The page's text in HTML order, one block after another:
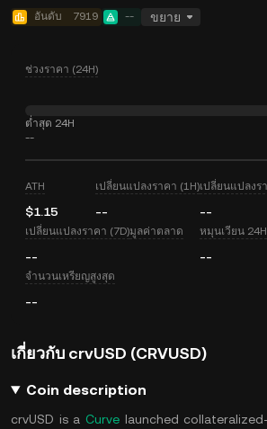
อันดับ 7919 -- ขยาย
ช่วงราคา (24H)
ต่ำสุด 24H
--
ATH
$1.15
เปลี่ยนแปลงราคา (1H)
--
เปลี่ยนแปลงร
--
เปลี่ยนแปลงราคา (7D)
--
มูลค่าตลาด หมุนเวียน 24H
--
จำนวนเหรียญสูงสุด
--
เกี่ยวกับ crvUSD (CRVUSD)
Coin description
crvUSD is a Curve launched